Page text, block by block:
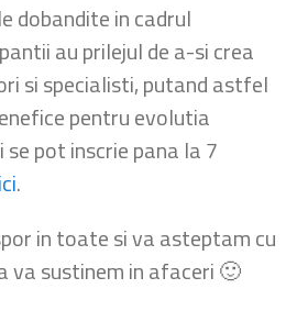
dobandite in cadrul
au prilejul de a-si crea
si specialisti, putand astfel
pentru evolutia
pot inscrie pana la 7
.
in toate si va asteptam cu
va sustinem in afaceri 🙂